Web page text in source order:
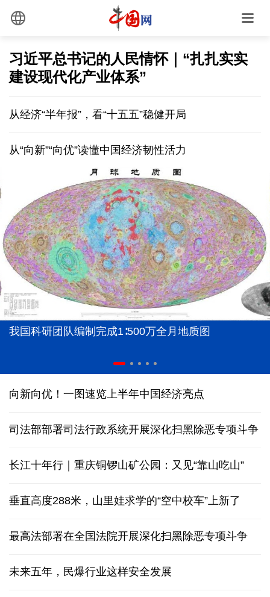
习近平总书记的人民情怀｜“扎扎实实
建设现代化产业体系”
从经济“半年报”，看“十五五”稳健开局
从“向新”“向优”读懂中国经济韧性活力
我国科研团队编制完成1∶500万全月地质图
向新向优！一图速览上半年中国经济亮点
司法部部署司法行政系统开展深化扫黑除恶专项斗争
长江十年行｜重庆铜锣山矿公园：又见“靠山吃山”
垂直高度288米，山里娃求学的“空中校车”上新了
最高法部署在全国法院开展深化扫黑除恶专项斗争
未来五年，民爆行业这样安全发展